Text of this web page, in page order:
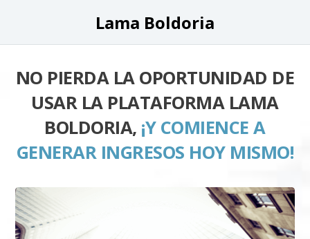
Lama Boldoria
NO PIERDA LA OPORTUNIDAD DE
USAR LA PLATAFORMA LAMA
BOLDORIA, ¡Y COMIENCE A
GENERAR INGRESOS HOY MISMO!